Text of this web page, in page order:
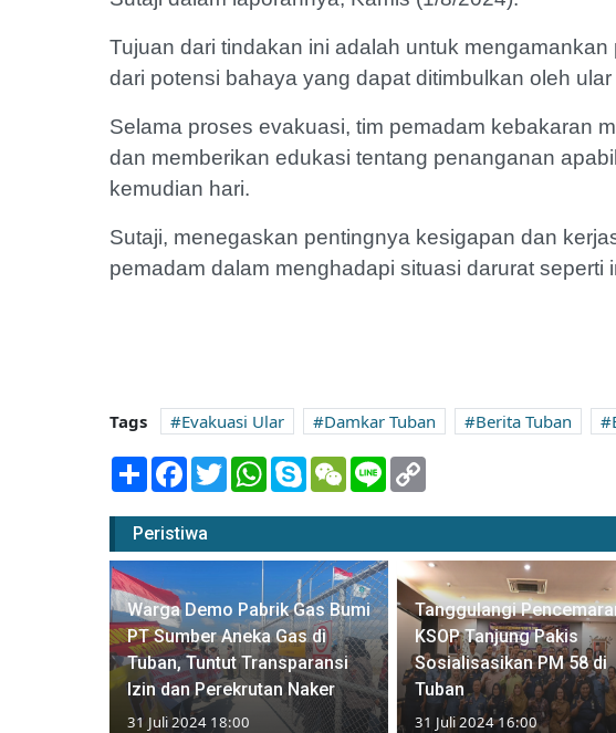
Tujuan dari tindakan ini adalah untuk
dari potensi bahaya yang dapat ditimbulkan oleh
Selama proses evakuasi, tim pemadam kebakaran
dan memberikan edukasi tentang penanganan
kemudian hari.
Sutaji, menegaskan pentingnya kesigapan dan
pemadam dalam menghadapi situasi darurat seperti
Tags Evakuasi Ular Damkar Tuban Berita Tuban
Share Facebook
TwitterWhatsApp
SkypeWeChatLine
Peristiwa
Warga Demo Pabrik Gas Bumi
PT Sumber Aneka Gas di
Tuban, Tuntut Transparansi
Izin dan Perekrutan Naker
31 Juli 2024 18:00
Tanggulangi
KSOP Tanjung Pakis
Sosialisasikan PM 58 di
Tuban
31 Juli 2024 16:00